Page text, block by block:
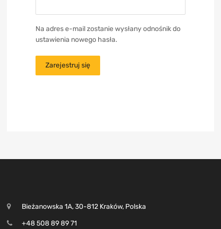
Na adres e-mail zostanie wysłany odnośnik do
ustawienia nowego hasła.
Zarejestruj się
Bieżanowska 1A, 30-812 Kraków, Polska
+48 508 89 89 71